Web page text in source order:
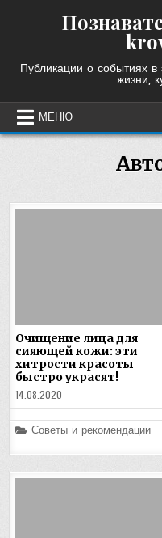
Публикации о событиях в
жизни,
МЕНЮ
Очищение лица для
сияющей кожи: эти
хитрости красоты
быстро украсят!
14.08.2020
Posted
Советы и рекомендации